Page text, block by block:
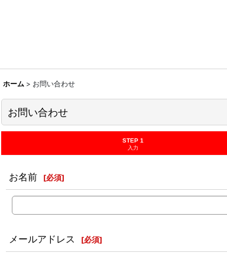
ホーム > お問い合わせ
お問い合わせ
STEP 1
入力
お名前 [必須]
メールアドレス [必須]